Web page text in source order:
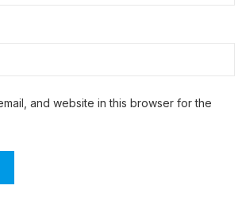
and website in this browser for the